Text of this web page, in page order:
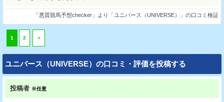
「悪質競馬予想checker」より「ユニバース（UNIVERSE）」の口コミ検証
1 2 ＞
ユニバース（UNIVERSE）の口コミ・評価を投稿する
投稿者 ※任意